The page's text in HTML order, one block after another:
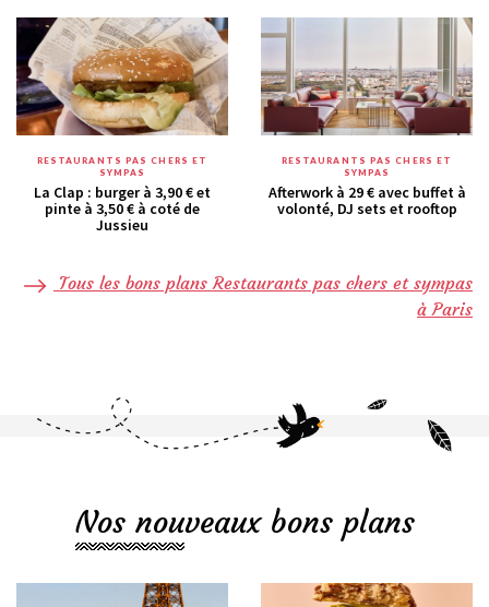
RESTAURANTS PAS CHERS ET
SYMPAS
La Clap : burger à 3,90 € et
pinte à 3,50 € à coté de
Jussieu
RESTAURANTS PAS CHERS ET
SYMPAS
Afterwork à 29 € avec buffet à
volonté, DJ sets et rooftop
Tous les bons plans Restaurants pas chers et sympas
à Paris
Nos nouveaux bons plans